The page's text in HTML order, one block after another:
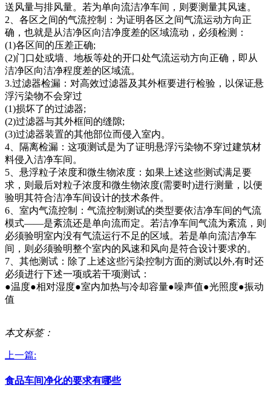
送风量与排风量。若为单向流洁净车间，则要测量其风速。
2、各区之间的气流控制：为证明各区之间气流运动方向正
确，也就是从洁净区向洁净度差的区域流动，必须检测：
(1)各区间的压差正确;
(2)门口处或墙、地板等处的开口处气流运动方向正确，即从
洁净区向洁净程度差的区域流。
3.过滤器检漏：对高效过滤器及其外框要进行检验，以保证悬
浮污染物不会穿过
(1)损坏了的过滤器;
(2)过滤器与其外框间的缝隙;
(3)过滤器装置的其他部位而侵入室内。
4、隔离检漏：这项测试是为了证明悬浮污染物不穿过建筑材
料侵入洁净车间。
5、悬浮粒子浓度和微生物浓度：如果上述这些测试满足要
求，则最后对粒子浓度和微生物浓度(需要时)进行测量，以便
验明其符合洁净车间设计的技术条件。
6、室内气流控制：气流控制测试的类型要依洁净车间的气流
模式——是紊流还是单向流而定。若洁净车间气流为紊流，则
必须验明室内没有气流运行不足的区域。若是单向流洁净车
间，则必须验明整个室内的风速和风向是符合设计要求的。
7、其他测试：除了上述这些污染控制方面的测试以外,有时还
必须进行下述一项或若干项测试：
●温度●相对湿度●室内加热与冷却容量●噪声值●光照度●振动
值
本文标签：
上一篇:
食品车间净化的要求有哪些